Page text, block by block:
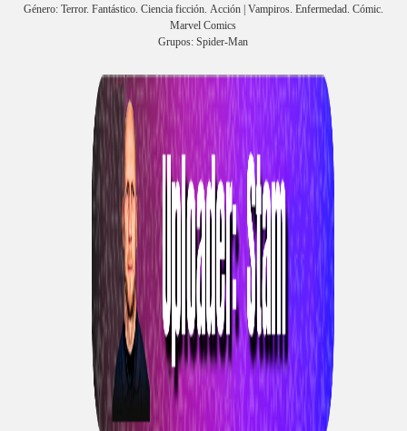
Género: Terror. Fantástico. Ciencia ficción. Acción | Vampiros. Enfermedad. Cómic.
Marvel Comics
Grupos: Spider-Man